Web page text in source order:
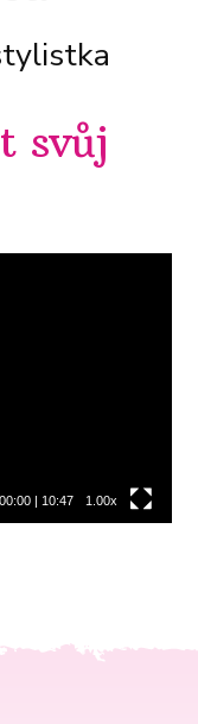
svůj
00:00| 10:47 1.00x